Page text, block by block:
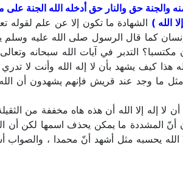
والجنة حق والنار حق أدخله الله الجنة
الله ) الشهادة ما تكون إلا عن علم لقوله
كما قال الرسول صلى الله عليه وسلم
التدبر في آيات الله سبحانه
هذا كيف يشهد بأن لا إله الله وأنت لا
ما وجد عند قريش فإنهم يشهدون أن
أن لا إله إلا الله أن هذه هاه مخففة من
لأن أنّ المشددة ما يمكن يحذف اسمها
يحسبه مثل أشهد أنّ محمدا ، والصواب